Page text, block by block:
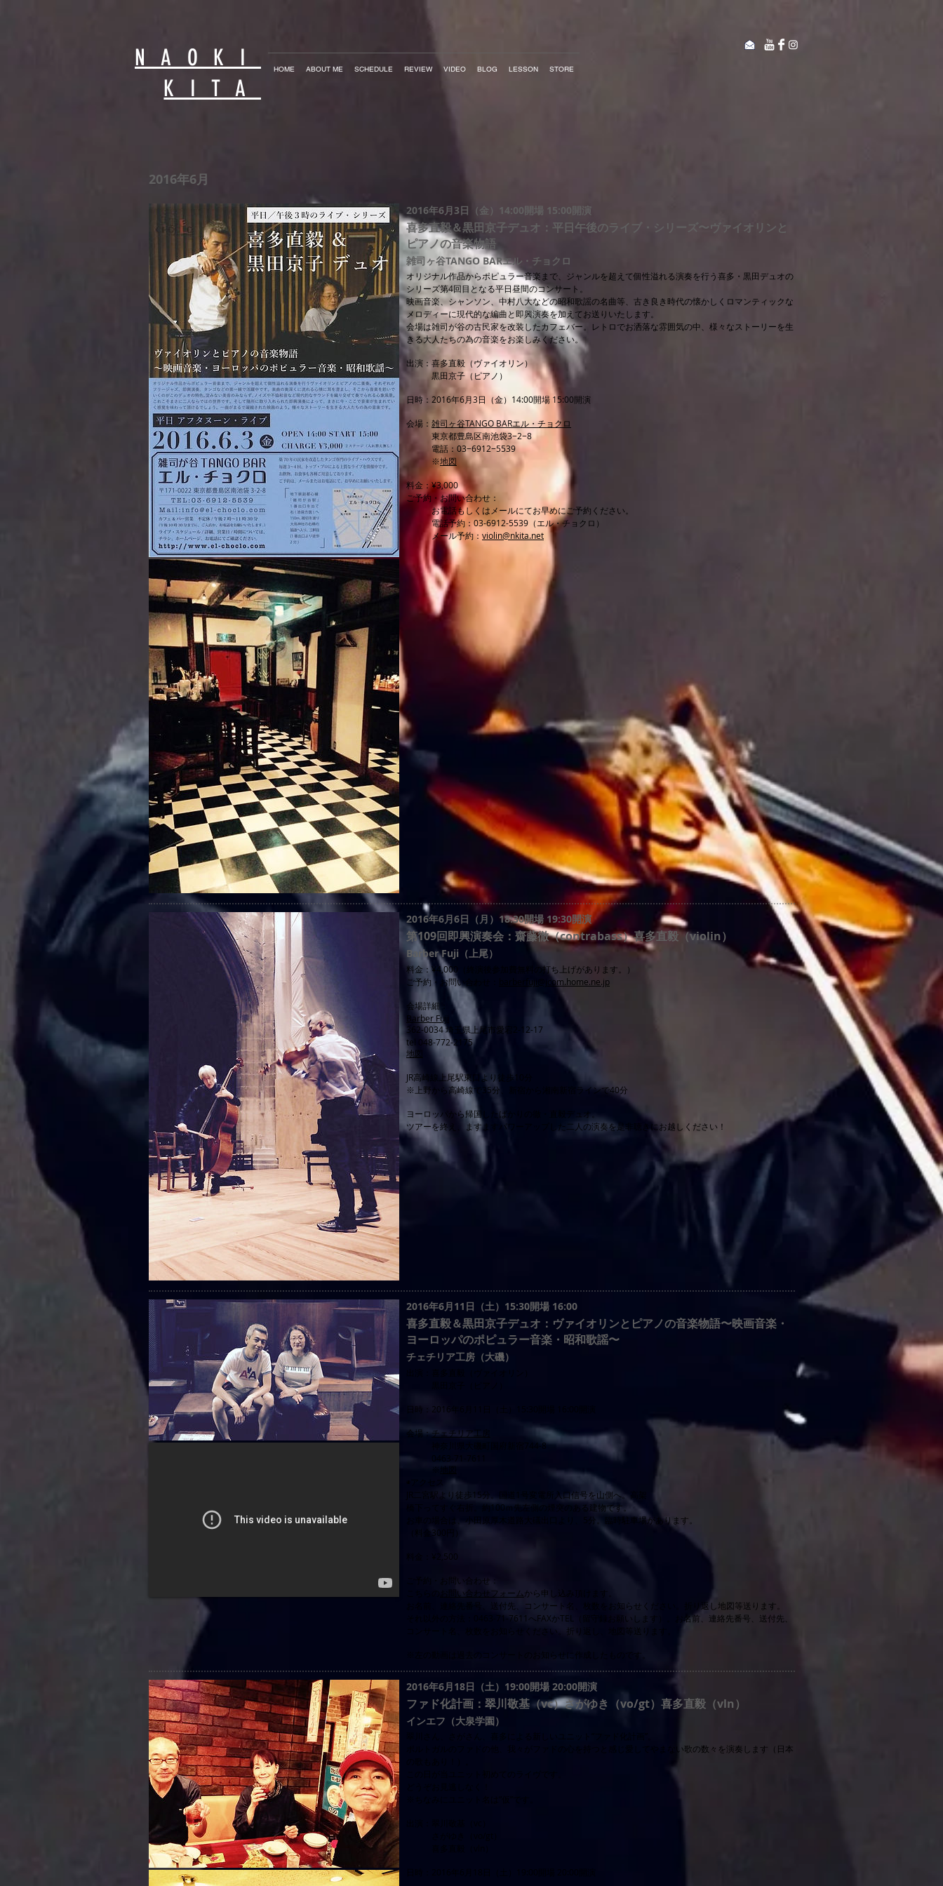
NAOKI
KITA
HOME ABOUT ME SCHEDULE REVIEW VIDEO BLOG LESSON STORE
2016年6月
2016年6月3日（金）14:00開場 15:00開演
喜多直毅＆黒田京子デュオ：平日午後のライブ・シリーズ〜ヴァイオリンと
ピアノの音楽物語
雑司ヶ谷TANGO BARエル・チョクロ
オリジナル作品からポピュラー音楽まで、ジャンルを超えて個性溢れる演奏を行う喜多・黒田デュオの
シリーズ第4回目となる平日昼間のコンサート。
映画音楽、シャンソン、中村八大などの昭和歌謡の名曲等、古き良き時代の懐かしくロマンティックな
メロディーに現代的な編曲と即興演奏を加えてお送りいたします。
会場は雑司が谷の古民家を改装したカフェバー。レトロでお洒落な雰囲気の中、様々なストーリーを生
きる大人たちの為の音楽をお楽しみください。
出演：喜多直毅（ヴァイオリン）
黒田京子（ピアノ）
日時：2016年6月3日（金）14:00開場 15:00開演
会場： 雑司ヶ谷TANGO BARエル・チョクロ
東京都豊島区南池袋3−2−8
電話：03−6912−5539
※地図
料金：¥3,000
ご予約・お問い合わせ：
お電話もしくはメールにてお早めにご予約ください。
電話予約：03-6912-5539（エル・チョクロ）
メール予約： violin@nkita.net
2016年6月6日（月）18:30開場 19:30開演
第109回即興演奏会：齋藤徹（contrabass）喜多直毅（violin）
Barber Fuji（上尾）
料金：¥4,000（終演後参加費無料の打ち上げがあります。）
ご予約・お問い合わせ：
barberfuji@jcom.home.ne.jp
会場詳細：
Barber Fuji
362-0034 埼玉県上尾市愛宕2-12-17
tel 048-772-2175
地図
JR高崎線上尾駅東口より徒歩10分
※上野から高崎線で35分、新宿から湘南新宿ラインで40分
ヨーロッパから帰国したばかりの徹・直毅デュオ。
ツアーを終え、ますますパワーアップした二人の演奏を是非聴きにお越しください！
2016年6月11日（土）15:30開場 16:00
喜多直毅＆黒田京子デュオ：ヴァイオリンとピアノの音楽物語〜映画音楽・
ヨーロッパのポピュラー音楽・昭和歌謡〜
チェチリア工房（大磯）
日時：2016年6月11日（土）15:30開場 16:00開演
会場：チェチリア工房
神奈川県大磯町国府新宿744-8
0463-71-7611
※地図
JR二宮駅より徒歩15分。国道1号変電所入口信号を山側へ。高架
橋下ってすぐ右折。約100ｍ先左側の煙突のある建物です。
お車の場合は、小田原厚木道路大礒出口より、5分。臨時駐車場があります。
（料金300円）
料金：¥2,500
ご予約・お問い合わせ：
お問い合わせフォームから申し込み頂けます。
お名前、連絡先番号、送付先、コンサート名、枚数をお知らせください。折り返し地図等送ります。
それ以外の方法：0463-71-7611へFAXかTEL（留守録お願いします）。お名前、連絡先番号、送付先、
コンサート名、枚数をお知らせください。折り返し、地図等送ります。
※左の動画は過去のコンサートのお知らせに作成したものです。
2016年6月18日（土）19:00開場 20:00開演
ファド化計画：翠川敬基（vc）さがゆき（vo/gt）喜多直毅（vln）
インエフ（大泉学園）
翠川さん、さがさん、喜多による新しいユニット”ファド化計画”。
ポルトガルのファドの他、我々がファドの心を持つと感じ愛してやまない歌の数々を演奏します（日本
この日が当ユニット初めてのライヴです。